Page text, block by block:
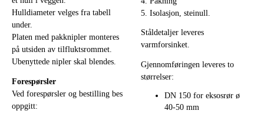
Hulldiameter velges fra tabell
under.
Platen med pakknipler monteres
på utsiden av tilfluktsrommet.
Ubenyttede nipler skal blendes.
Forespørsler
Ved forespørsler og bestilling bes
oppgitt:
5. Isolasjon, steinull.
Ståldetaljer leveres
varmforsinket.
Gjennomføringen leveres to
størrelser:
DN 150 for eksosrør ø
40-50 mm